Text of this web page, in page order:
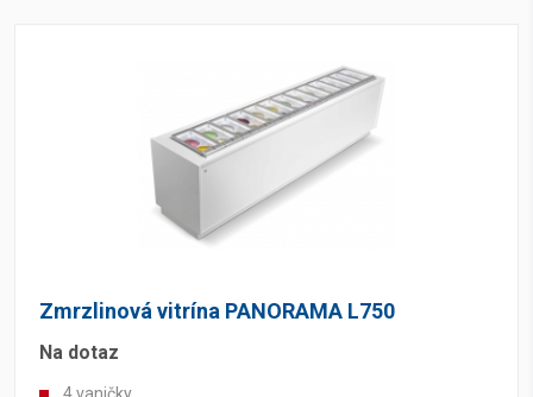
Zmrzlinová vitrína PANORAMA L750
Na dotaz